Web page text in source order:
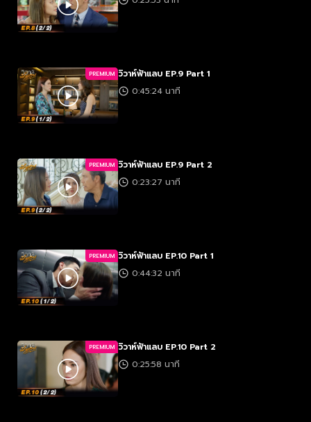
PREMIUM วิวาห์ฟ้าแลบ EP.9 Part 1
0:45:24 นาที
PREMIUM วิวาห์ฟ้าแลบ EP.9 Part 2
0:23:27 นาที
PREMIUM วิวาห์ฟ้าแลบ EP.10 Part 1
0:44:32 นาที
PREMIUM วิวาห์ฟ้าแลบ EP.10 Part 2
0:25:58 นาที